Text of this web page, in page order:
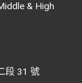
& High
段 31 號